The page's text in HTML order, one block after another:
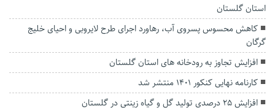
استان گلستان
کاهش محسوس پسروی آب، رهاورد اجرای طرح لایروبی و احیای خلیج
گرگان
افزایش تجاوز به رودخانه های استان گلستان
کارنامه نهایی کنکور ۱۴۰۱ منتشر شد
افزایش ۲۵ درصدی تولید گل و گیاه زینتی در گلستان